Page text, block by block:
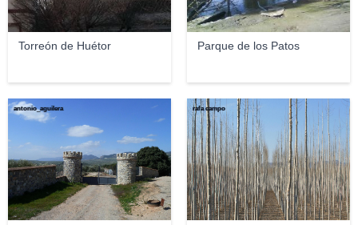
Torreón de Huétor Parque de los Patos
antonio_aguilera rafa campo